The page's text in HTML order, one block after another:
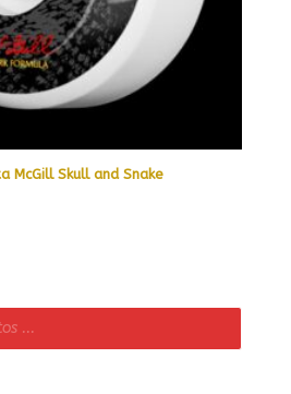
McGill Skull and Snake